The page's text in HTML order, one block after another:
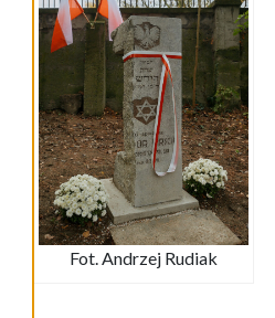
Fot. Andrzej Rudiak